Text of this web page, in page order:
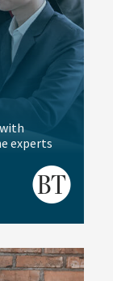
experts